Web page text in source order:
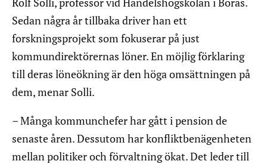
Sedan några år tillbaka driver han ett
forskningsprojekt som fokuserar på just
kommundirektörernas löner. En möjlig förklaring
till deras löneökning är den höga omsättningen på
dem, menar Solli.
– Många kommunchefer har gått i pension de
senaste åren. Dessutom har konfliktbenägenheten
mellan politiker och förvaltning ökat. Det leder till